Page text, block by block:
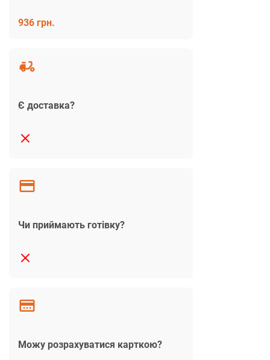
936 грн.
Є доставка?
Чи приймають готівку?
Можу розрахуватися карткою?